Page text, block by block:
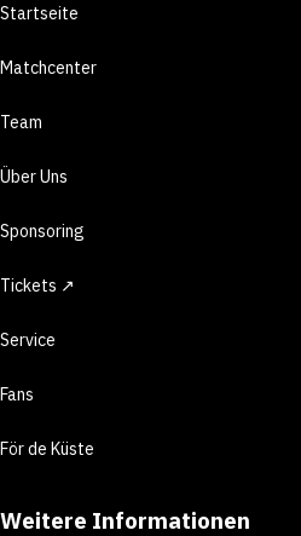
Startseite
Matchcenter
Team
Über Uns
Sponsoring
Tickets ↗
Service
Fans
För de Küste
Weitere Informationen